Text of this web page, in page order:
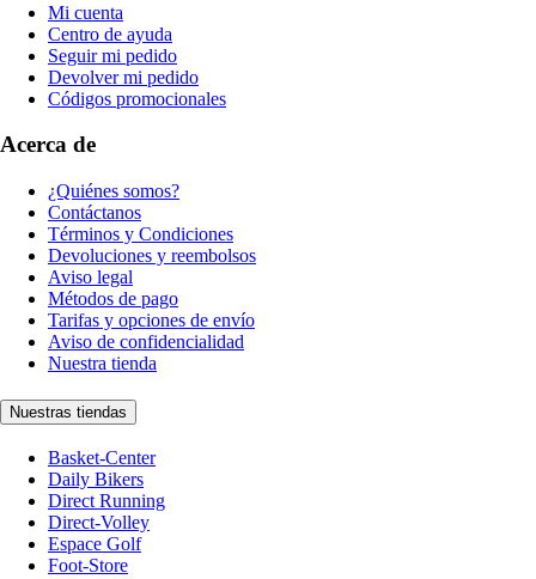
Mi cuenta
Centro de ayuda
Seguir mi pedido
Devolver mi pedido
Códigos promocionales
Acerca de
¿Quiénes somos?
Contáctanos
Términos y Condiciones
Devoluciones y reembolsos
Aviso legal
Métodos de pago
Tarifas y opciones de envío
Aviso de confidencialidad
Nuestra tienda
Nuestras tiendas
Basket-Center
Daily Bikers
Direct Running
Direct-Volley
Espace Golf
Foot-Store